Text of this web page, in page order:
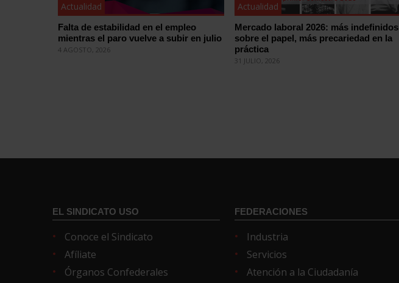
Actualidad
Falta de estabilidad en el empleo
mientras el paro vuelve a subir en julio
4 AGOSTO, 2026
Actualidad
Mercado laboral 2026: más indefinidos
sobre el papel, más precariedad en la
práctica
31 JULIO, 2026
EL SINDICATO USO
Conoce el Sindicato
Afíliate
Órganos Confederales
FEDERACIONES
Industria
Servicios
Atención a la Ciudadanía